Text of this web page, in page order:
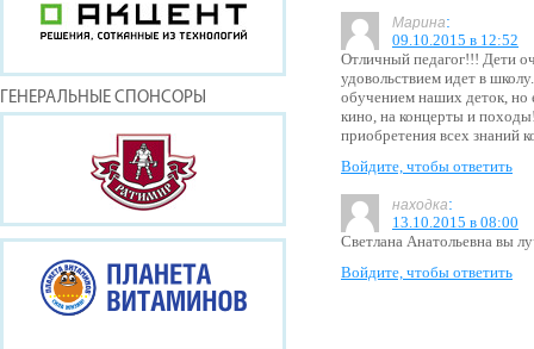
ГЕНЕРАЛЬНЫЕ СПОНСОРЫ
Марина:
09.10.2015 в 12:52
Отличный педагог!!! Дети
удовольствием идет в
обучением наших деток, но
кино, на концерты и
приобретения всех знаний
Войдите, чтобы ответить
находка:
13.10.2015 в 08:00
Светлана Анатольевна вы
Войдите, чтобы ответить